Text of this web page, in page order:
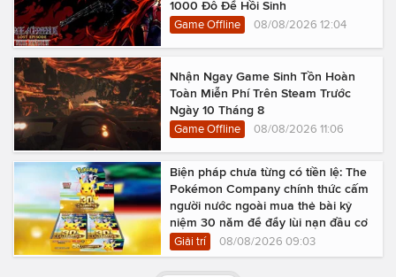
1000 Đô Để Hồi Sinh
Game Offline 08/08/2026 12:04
Nhận Ngay Game Sinh Tồn Hoàn
Toàn Miễn Phí Trên Steam Trước
Ngày 10 Tháng 8
Game Offline 08/08/2026 11:06
Biện pháp chưa từng có tiền lệ: The
Pokémon Company chính thức cấm
người nước ngoài mua thẻ bài kỷ
niệm 30 năm để đẩy lùi nạn đầu cơ
Giải trí 08/08/2026 09:03